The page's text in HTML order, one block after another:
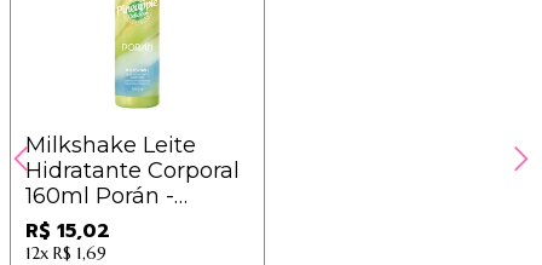
Milkshake Leite
Hidratante Corporal
160ml Porán -
Pineapple Delicious
R$ 15,02
12x R$ 1,69